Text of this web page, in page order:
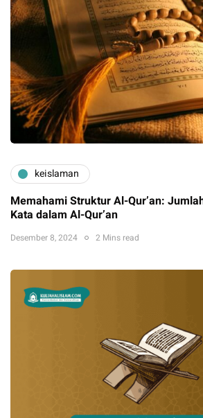
keislaman
Memahami Struktur Al-Qur’an:
Kata dalam Al-Qur’an
Desember 8, 2024 2 Mins read